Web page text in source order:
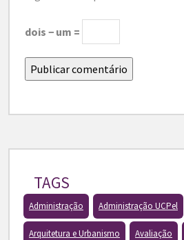
dois − um =
TAGS
Administração Administração UCPel
Arquitetura e Urbanismo Avaliação